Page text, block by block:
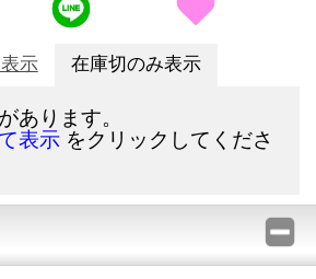
示 在庫切のみ表示
あります。
表示 をクリックしてくださ